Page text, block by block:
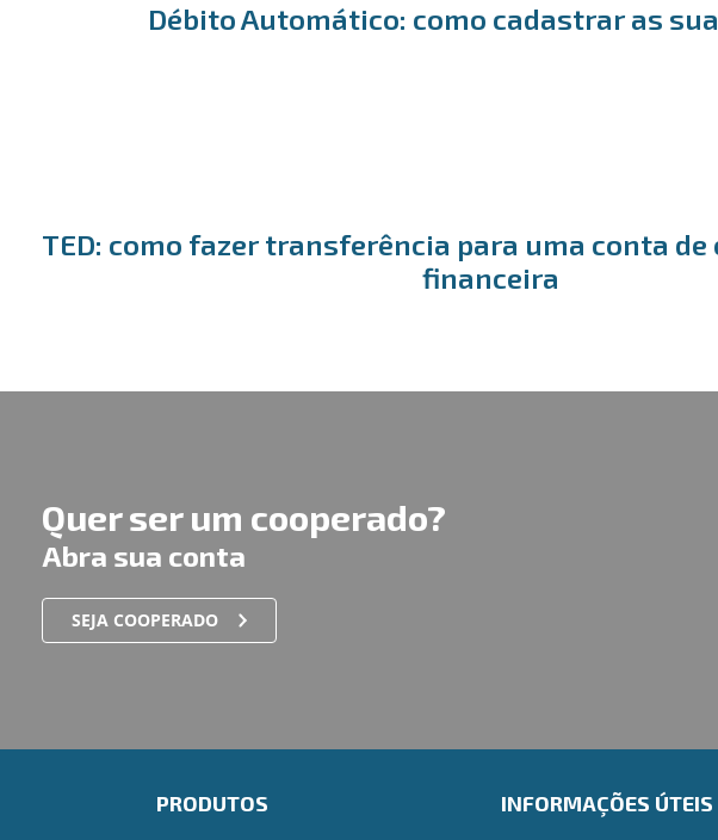
Débito Automático: como cadastrar as
TED: como fazer transferência para uma conta
financeira
Quer ser um cooperado?
Abra sua conta
SEJA COOPERADO
PRODUTOS INFORMAÇÕES ÚTEIS